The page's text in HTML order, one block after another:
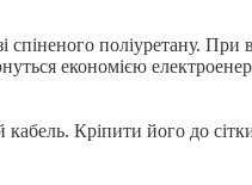
поліуретану. При
економією
Кріпити його до